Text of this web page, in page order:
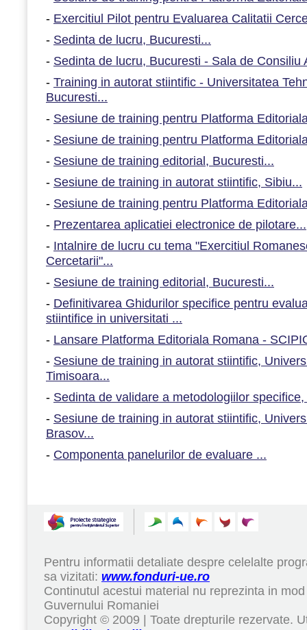
- Exercitiul Pilot pentru Evaluarea Calitatii
- Sedinta de lucru, Bucuresti...
- Sedinta de lucru, Bucuresti - Sala de Consiliu
- Training in autorat stiintific - Universitatea
Bucuresti...
- Sesiune de training pentru Platforma
- Sesiune de training pentru Platforma
- Sesiune de training editorial, Bucuresti...
- Sesiune de training in autorat stiintific, Sibiu...
- Sesiune de training pentru Platforma
- Prezentarea aplicatiei electronice de pilotare...
- Intalnire de lucru cu tema "Exercitiul
Cercetarii"...
- Sesiune de training editorial, Bucuresti...
- Definitivarea Ghidurilor specifice pentru
stiintifice in universitati ...
- Lansare Platforma Editoriala Romana -
- Sesiune de training in autorat stiintific,
Timisoara...
- Sedinta de validare a metodologiilor
- Sesiune de training in autorat stiintific,
Brasov...
- Componenta panelurilor de evaluare ...
Pentru informatii detaliate despre celelalte
sa vizitati: www.fonduri-ue.ro
Continutul acestui material nu reprezinta in
Guvernului Romaniei
Copyright © 2009 | Toate drepturile rezervate.